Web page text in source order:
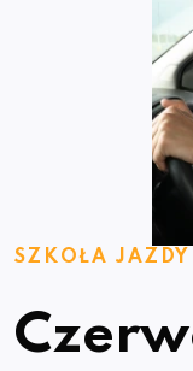
SZKOŁA JAZDY